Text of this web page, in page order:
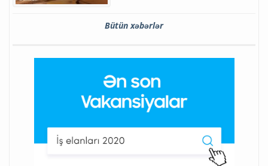
Bütün xəbərlər